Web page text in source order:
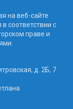
на веб-сайте
соответствии с
праве и
д. 2Б, 7